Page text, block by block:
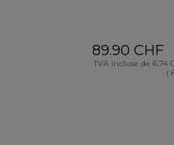
89.90 CHF
TVA incluse de 6.74
(